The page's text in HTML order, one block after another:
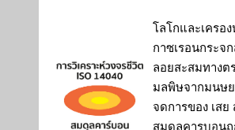
โลโกและเครอ
กาซเรอนกระจ
ลอยสะสมทางต
มลพิษจากมนษย
จดการของ เส
สมดลคารบอน